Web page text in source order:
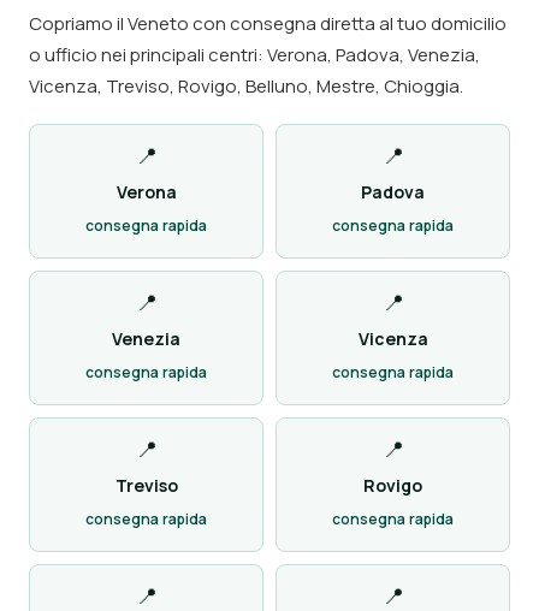
Copriamo il Veneto con consegna diretta al tuo domicilio
o ufficio nei principali centri: Verona, Padova, Venezia,
Vicenza, Treviso, Rovigo, Belluno, Mestre, Chioggia.
📍
Verona
consegna rapida
📍
Padova
consegna rapida
📍
Venezia
consegna rapida
📍
Vicenza
consegna rapida
📍
Treviso
consegna rapida
📍
Rovigo
consegna rapida
📍 📍